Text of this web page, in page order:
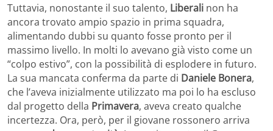
Tuttavia, nonostante il suo talento, Liberali non ha
ancora trovato ampio spazio in prima squadra,
alimentando dubbi su quanto fosse pronto per il
massimo livello. In molti lo avevano già visto come un
“colpo estivo”, con la possibilità di esplodere in futuro.
La sua mancata conferma da parte di Daniele Bonera,
che l’aveva inizialmente utilizzato ma poi lo ha escluso
dal progetto della Primavera, aveva creato qualche
incertezza. Ora, però, per il giovane rossonero arriva